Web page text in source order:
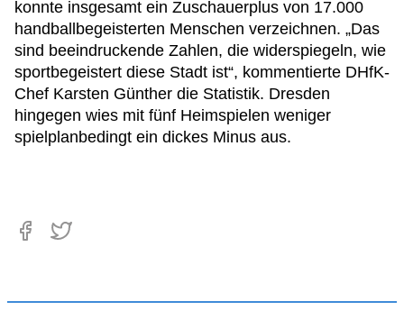
konnte insgesamt ein Zuschauerplus von 17.000
handballbegeisterten Menschen verzeichnen. „Das
sind beeindruckende Zahlen, die widerspiegeln, wie
sportbegeistert diese Stadt ist“, kommentierte DHfK-
Chef Karsten Günther die Statistik. Dresden
hingegen wies mit fünf Heimspielen weniger
spielplanbedingt ein dickes Minus aus.